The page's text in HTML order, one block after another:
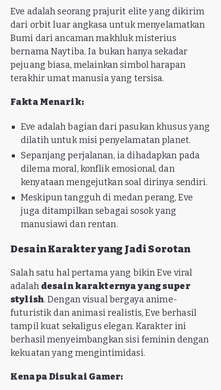
Eve adalah seorang prajurit elite yang dikirim
dari orbit luar angkasa untuk menyelamatkan
Bumi dari ancaman makhluk misterius
bernama Naytiba. Ia bukan hanya sekadar
pejuang biasa, melainkan simbol harapan
terakhir umat manusia yang tersisa.
Fakta Menarik:
Eve adalah bagian dari pasukan khusus yang
dilatih untuk misi penyelamatan planet.
Sepanjang perjalanan, ia dihadapkan pada
dilema moral, konflik emosional, dan
kenyataan mengejutkan soal dirinya sendiri.
Meskipun tangguh di medan perang, Eve
juga ditampilkan sebagai sosok yang
manusiawi dan rentan.
Desain Karakter yang Jadi Sorotan
Salah satu hal pertama yang bikin Eve viral
adalah desain karakternya yang super
stylish. Dengan visual bergaya anime-
futuristik dan animasi realistis, Eve berhasil
tampil kuat sekaligus elegan. Karakter ini
berhasil menyeimbangkan sisi feminin dengan
kekuatan yang mengintimidasi.
Kenapa Disukai Gamer: